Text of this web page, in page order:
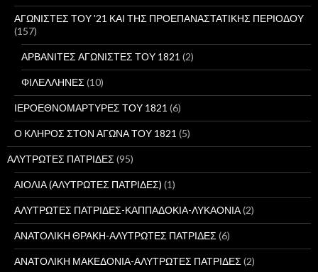
ΑΓΩΝΙΣΤΕΣ ΤΟΥ '21 ΚΑΙ ΤΗΣ ΠΡΟΕΠΑΝΑΣΤΑΤΙΚΗΣ ΠΕΡΙΟΔΟΥ
(157)
ΑΡΒΑΝΙΤΕΣ ΑΓΩΝΙΣΤΕΣ ΤΟΥ 1821 (2)
ΦΙΛΕΛΛΗΝΕΣ (10)
ΙΕΡΟΕΘΝΟΜΑΡΤΥΡΕΣ ΤΟΥ 1821 (6)
Ο ΚΛΗΡΟΣ ΣΤΟΝ ΑΓΩΝΑ ΤΟΥ 1821 (5)
ΑΛΥΤΡΩΤΕΣ ΠΑΤΡΙΔΕΣ (95)
ΑΙΟΛΙΑ (ΑΛΥΤΡΩΤΕΣ ΠΑΤΡΙΔΕΣ) (1)
ΑΛΥΤΡΩΤΕΣ ΠΑΤΡΙΔΕΣ-ΚΑΠΠΑΔΟΚΙΑ-ΛΥΚΑΟΝΙΑ(2)
ΑΝΑΤΟΛΙΚΗ ΘΡΑΚΗ-ΑΛΥΤΡΩΤΕΣ ΠΑΤΡΙΔΕΣ (6)
ΑΝΑΤΟΛΙΚΗ ΜΑΚΕΔΟΝΙΑ-ΑΛΥΤΡΩΤΕΣ ΠΑΤΡΙΔΕΣ (2)